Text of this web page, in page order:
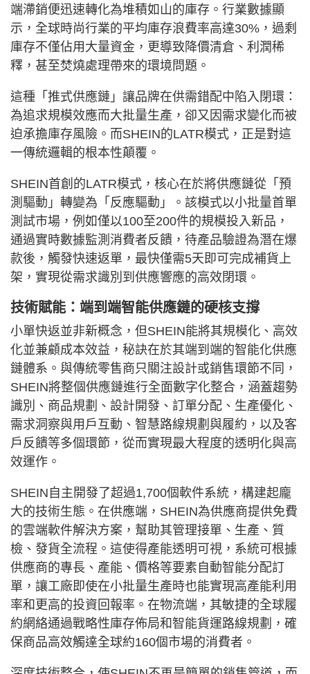
端滯銷便迅速轉化為堆積如山的庫存。行業數據顯
示，全球時尚行業的平均庫存浪費率高達30%，過剩
庫存不僅佔用大量資金，更導致降價清倉、利潤稀
釋，甚至焚燒處理帶來的環境問題。
這種「推式供應鏈」讓品牌在供需錯配中陷入閉環：
為追求規模效應而大批量生產，卻又因需求變化而被
迫承擔庫存風險。而SHEIN的LATR模式，正是對這
一傳統邏輯的根本性顛覆。
SHEIN首創的LATR模式，核心在於將供應鏈從「預
測驅動」轉變為「反應驅動」。該模式以小批量首單
測試市場，例如僅以100至200件的規模投入新品，
通過實時數據監測消費者反饋，待產品驗證為潛在爆
款後，觸發快速返單，最快僅需5天即可完成補貨上
架，實現從需求識別到供應響應的高效閉環。
技術賦能：端到端智能供應鏈的硬核支撐
小單快返並非新概念，但SHEIN能將其規模化、高效
化並兼顧成本效益，秘訣在於其端到端的智能化供應
鏈體系。與傳統零售商只關注設計或銷售環節不同，
SHEIN將整個供應鏈進行全面數字化整合，涵蓋趨勢
識別、商品規劃、設計開發、訂單分配、生產優化、
需求洞察與用戶互動、智慧路線規劃與履約，以及客
戶反饋等多個環節，從而實現最大程度的透明化與高
效運作。
SHEIN自主開發了超過1,700個軟件系統，構建起龐
大的技術生態。在供應端，SHEIN為供應商提供免費
的雲端軟件解決方案，幫助其管理接單、生產、質
檢、發貨全流程。這使得產能透明可視，系統可根據
供應商的專長、產能、價格等要素自動智能分配訂
單，讓工廠即使在小批量生產時也能實現高產能利用
率和更高的投資回報率。在物流端，其敏捷的全球履
約網絡通過戰略性庫存佈局和智能貨運路線規劃，確
保商品高效觸達全球約160個市場的消費者。